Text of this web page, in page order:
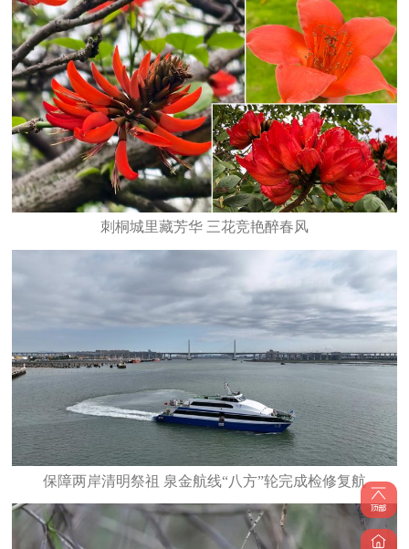
刺桐城里藏芳华 三花竞艳醉春风
保障两岸清明祭祖 泉金航线“八方”轮完成检修复航